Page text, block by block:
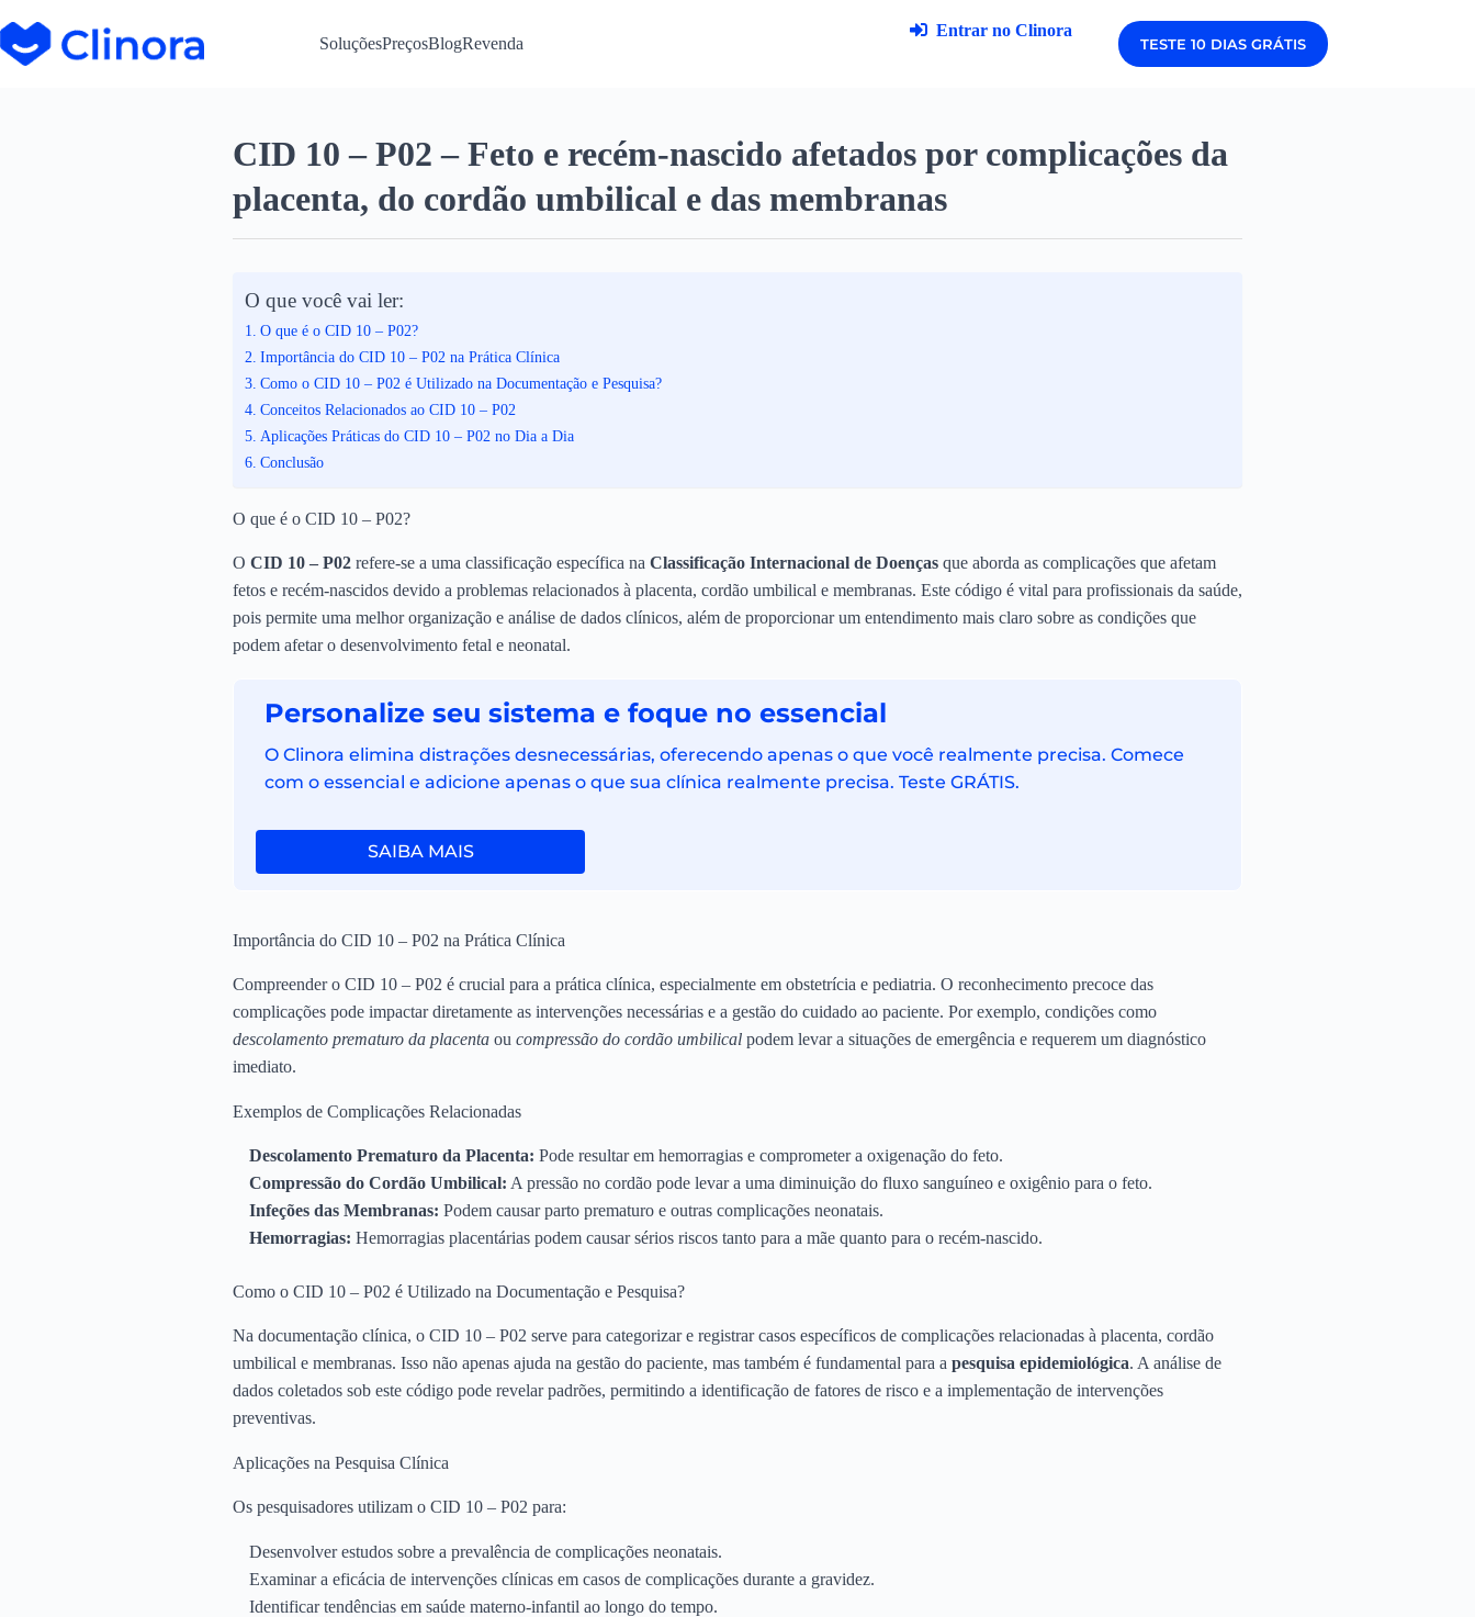
SoluçõesPreçosBlogRevenda
Entrar no Clinora
TESTE 10 DIAS GRÁTIS
CID 10 – P02 – Feto e recém-nascido afetados por complicações da
placenta, do cordão umbilical e das membranas
O que você vai ler:
O que é o CID 10 – P02?
Importância do CID 10 – P02 na Prática Clínica
Como o CID 10 – P02 é Utilizado na Documentação e Pesquisa?
Conceitos Relacionados ao CID 10 – P02
Aplicações Práticas do CID 10 – P02 no Dia a Dia
Conclusão
O que é o CID 10 – P02?
O CID 10 – P02 refere-se a uma classificação específica na Classificação Internacional de Doenças que aborda as complicações que afetam
fetos e recém-nascidos devido a problemas relacionados à placenta, cordão umbilical e membranas. Este código é vital para profissionais da saúde,
pois permite uma melhor organização e análise de dados clínicos, além de proporcionar um entendimento mais claro sobre as condições que
podem afetar o desenvolvimento fetal e neonatal.
Personalize seu sistema e foque no essencial
O Clinora elimina distrações desnecessárias, oferecendo apenas o que você realmente precisa. Comece
com o essencial e adicione apenas o que sua clínica realmente precisa. Teste GRÁTIS.
SAIBA MAIS
Importância do CID 10 – P02 na Prática Clínica
Compreender o CID 10 – P02 é crucial para a prática clínica, especialmente em obstetrícia e pediatria. O reconhecimento precoce das
complicações pode impactar diretamente as intervenções necessárias e a gestão do cuidado ao paciente. Por exemplo, condições como
descolamento prematuro da placenta ou compressão do cordão umbilical podem levar a situações de emergência e requerem um diagnóstico
imediato.
Exemplos de Complicações Relacionadas
Descolamento Prematuro da Placenta: Pode resultar em hemorragias e comprometer a oxigenação do feto.
Compressão do Cordão Umbilical: A pressão no cordão pode levar a uma diminuição do fluxo sanguíneo e oxigênio para o feto.
Infeções das Membranas: Podem causar parto prematuro e outras complicações neonatais.
Hemorragias: Hemorragias placentárias podem causar sérios riscos tanto para a mãe quanto para o recém-nascido.
Como o CID 10 – P02 é Utilizado na Documentação e Pesquisa?
Na documentação clínica, o CID 10 – P02 serve para categorizar e registrar casos específicos de complicações relacionadas à placenta, cordão
umbilical e membranas. Isso não apenas ajuda na gestão do paciente, mas também é fundamental para a pesquisa epidemiológica. A análise de
dados coletados sob este código pode revelar padrões, permitindo a identificação de fatores de risco e a implementação de intervenções
preventivas.
Aplicações na Pesquisa Clínica
Os pesquisadores utilizam o CID 10 – P02 para:
Desenvolver estudos sobre a prevalência de complicações neonatais.
Examinar a eficácia de intervenções clínicas em casos de complicações durante a gravidez.
Identificar tendências em saúde materno-infantil ao longo do tempo.